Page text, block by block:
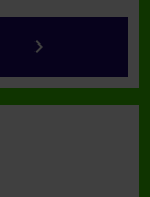
keyboard_arrow_right